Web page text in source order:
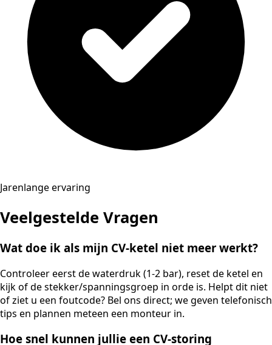
Jarenlange ervaring
Veelgestelde Vragen
Wat doe ik als mijn CV-ketel niet meer werkt?
Controleer eerst de waterdruk (1-2 bar), reset de ketel en
kijk of de stekker/spanningsgroep in orde is. Helpt dit niet
of ziet u een foutcode? Bel ons direct; we geven telefonisch
tips en plannen meteen een monteur in.
Hoe snel kunnen jullie een CV-storing